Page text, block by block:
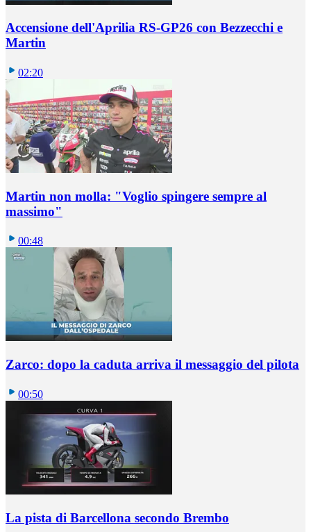
Accensione dell'Aprilia RS-GP26 con Bezzecchi e
Martin
02:20
Martin non molla: "Voglio spingere sempre al
massimo"
00:48
Zarco: dopo la caduta arriva il messaggio del pilota
00:50
La pista di Barcellona secondo Brembo